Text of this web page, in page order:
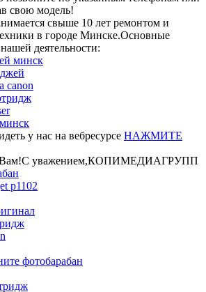
свою модель!
свыше 10 лет ремонтом и
в городе Минске.Основные
деятельности:
минск
canon
у нас на вебресурсе НАЖМИТЕ
Вам!С уважением,КОПИМЕДИАГРУПП
p1102
фотобарабан